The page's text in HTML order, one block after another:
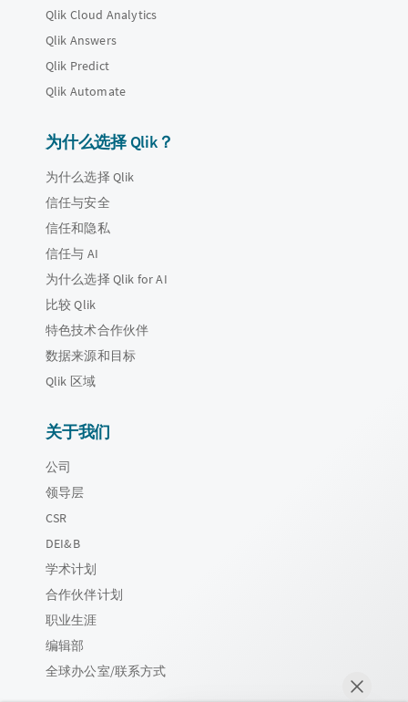
Qlik Cloud Analytics
Qlik Answers
Qlik Predict
Qlik Automate
为什么选择 Qlik？
为什么选择 Qlik
信任与安全
信任和隐私
信任与 AI
为什么选择 Qlik for AI
比较 Qlik
特色技术合作伙伴
数据来源和目标
Qlik 区域
关于我们
公司
领导层
CSR
DEI&B
学术计划
合作伙伴计划
职业生涯
编辑部
全球办公室/联系方式